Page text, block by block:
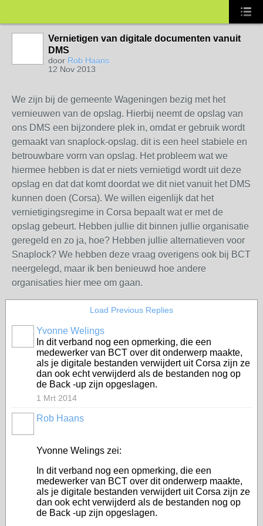
Vernietigen van digitale documenten vanuit
DMS
door Rob Haans
12 Nov 2013
We zijn bij de gemeente Wageningen bezig met het
vernieuwen van de opslag. Hierbij neemt de opslag van
ons DMS een bijzondere plek in, omdat er gebruik wordt
gemaakt van snaplock-opslag. dit is een heel stabiele en
betrouwbare vorm van opslag. Het probleem wat we
hiermee hebben is dat er niets vernietigd wordt uit deze
opslag en dat dat komt doordat we dit niet vanuit het DMS
kunnen doen (Corsa). We willen eigenlijk dat het
vernietigingsregime in Corsa bepaalt wat er met de
opslag gebeurt. Hebben jullie dit binnen jullie organisatie
geregeld en zo ja, hoe? Hebben jullie alternatieven voor
Snaplock? We hebben deze vraag overigens ook bij BCT
neergelegd, maar ik ben benieuwd hoe andere
organisaties hier mee om gaan.
Load Previous Replies
Yvonne Welings
In dit verband nog een opmerking, die een
medewerker van BCT over dit onderwerp maakte,
als je digitale bestanden verwijdert uit Corsa zijn ze
dan ook echt verwijderd als de bestanden nog op
de Back -up zijn opgeslagen.
1 Mrt 2014
Rob Haans
Yvonne Welings zei:
In dit verband nog een opmerking, die een
medewerker van BCT over dit onderwerp maakte,
als je digitale bestanden verwijdert uit Corsa zijn ze
dan ook echt verwijderd als de bestanden nog op
de Back -up zijn opgeslagen.